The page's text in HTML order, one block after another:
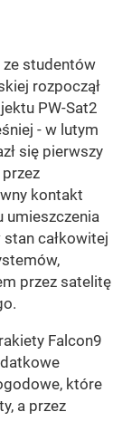
ze studentów
rozpoczął
PW-Sat2
- w lutym
się pierwszy
kontakt
umieszczenia
całkowitej
przez satelitę
Falcon9
które
a przez